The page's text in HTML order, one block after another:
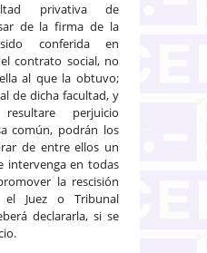
privativa de
de la firma de la
conferida en
contrato social, no
al que la obtuvo;
de dicha facultad, y
perjuicio
común, podrán los
de entre ellos un
intervenga en todas
la rescisión
Juez o Tribunal
declararla, si se